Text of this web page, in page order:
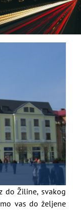
do Žiline, svakog
vas do željene